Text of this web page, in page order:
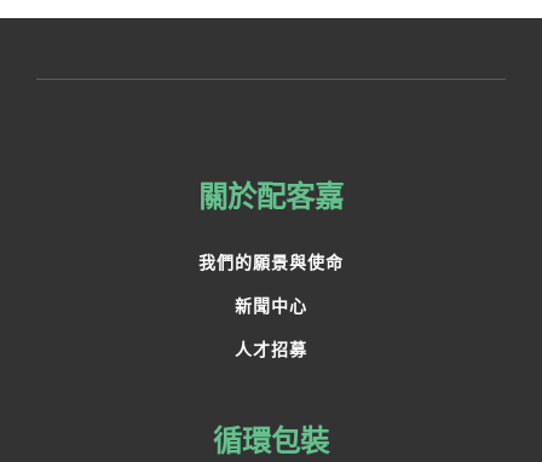
關於配客嘉
我們的願景與使命
新聞中心
人才招募
循環包裝